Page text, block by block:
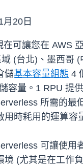
月20日
可讓您在 AWS
(台北)、墨西哥
儲基本容量組態 4
容量。1 RPU 提
所需的最
用時耗用的運算容
可讓使用
境 (尤其是在工作